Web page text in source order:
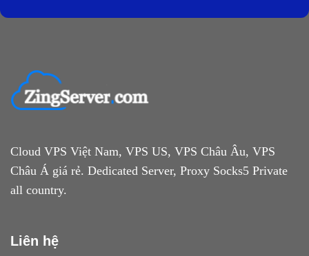
Cloud VPS Việt Nam, VPS US, VPS Châu Âu, VPS
Châu Á giá rẻ. Dedicated Server, Proxy Socks5 Private
all country.
Liên hệ